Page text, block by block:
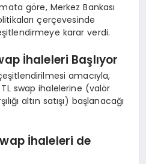
göre, Merkez Bankası
çerçevesinde
karar verdi.
İhaleleri Başlıyor
amacıyla,
TL swap ihalelerine (valör
altın satışı) başlanacağı
İhaleleri de